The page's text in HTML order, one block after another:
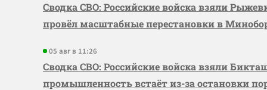
Сводка СВО: Российские войска взяли
провёл масштабные перестановки в
05 авг в 11:26
Сводка СВО: Российские войска взяли
промышленность встаёт из-за остановки